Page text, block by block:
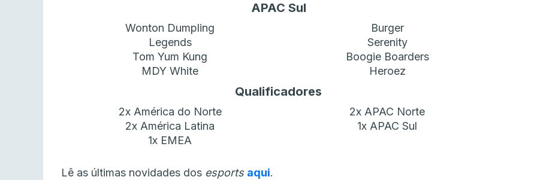
APAC Sul
Wonton Dumpling
Burger
Legends
Serenity
Tom Yum Kung
Boogie Boarders
MDY White
Heroez
Qualificadores
2x América do Norte
2x APAC Norte
2x América Latina
1x APAC Sul
1x EMEA
Lê as últimas novidades dos esports aqui.